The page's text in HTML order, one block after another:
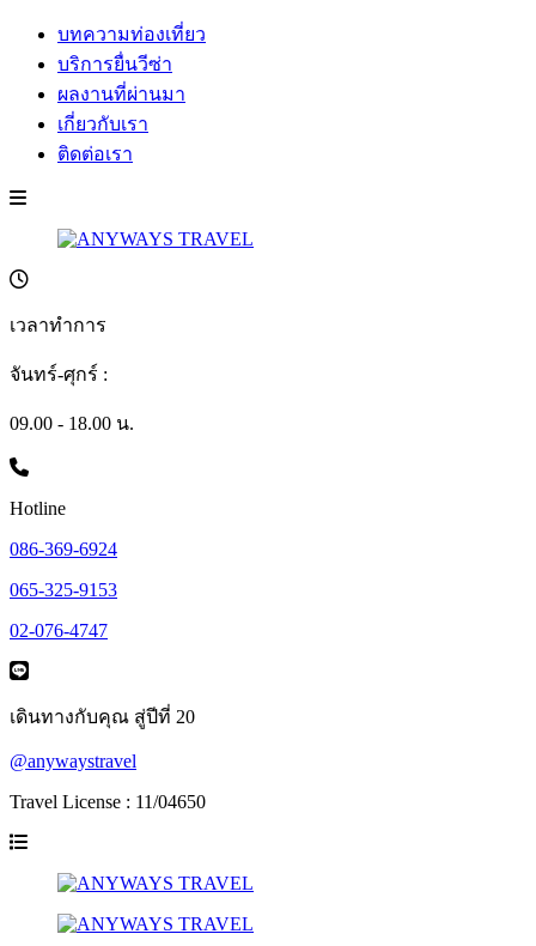
บทความท่องเที่ยว
บริการยื่นวีซ่า
ผลงานที่ผ่านมา
เกี่ยวกับเรา
ติดต่อเรา
เวลาทำการ
จันทร์-ศุกร์ :
09.00 - 18.00 น.
Hotline
086-369-6924
065-325-9153
02-076-4747
เดินทางกับคุณ สู่ปีที่ 20
@anywaystravel
Travel License : 11/04650